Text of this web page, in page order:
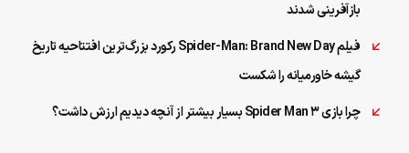
بازآفرینی شدند
فیلم Spider-Man: Brand New Day رکورد بزرگ‌ترین افتتاحیه تاریخ
گیشه خاورمیانه را شکست
چرا بازی Spider Man 3 بسیار بیشتر از آنچه دیدیم ارزش داشت؟